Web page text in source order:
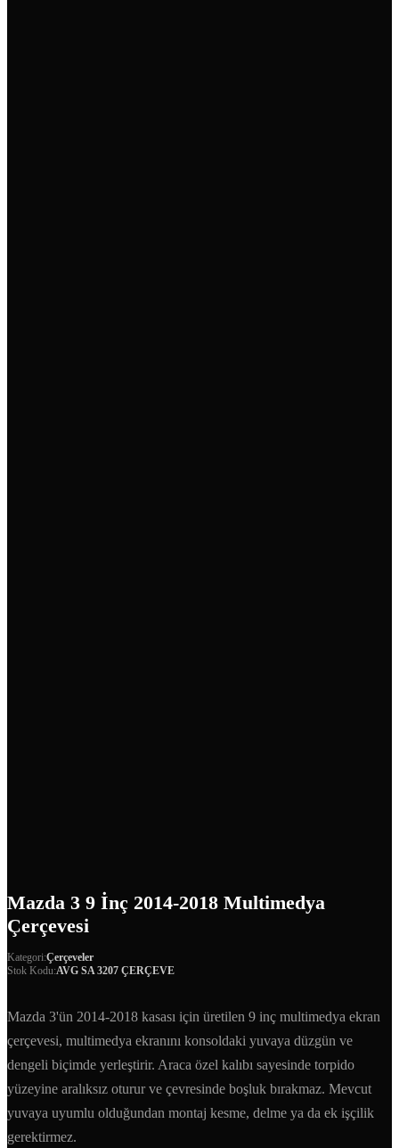
Mazda 3 9 İnç 2014-2018 Multimedya
Çerçevesi
Kategori:Çerçeveler
Stok Kodu:AVG SA 3207 ÇERÇEVE
Mazda 3'ün 2014-2018 kasası için üretilen 9 inç multimedya ekran
çerçevesi, multimedya ekranını konsoldaki yuvaya düzgün ve
dengeli biçimde yerleştirir. Araca özel kalıbı sayesinde torpido
yüzeyine aralıksız oturur ve çevresinde boşluk bırakmaz. Mevcut
yuvaya uyumlu olduğundan montaj kesme, delme ya da ek işçilik
gerektirmez.